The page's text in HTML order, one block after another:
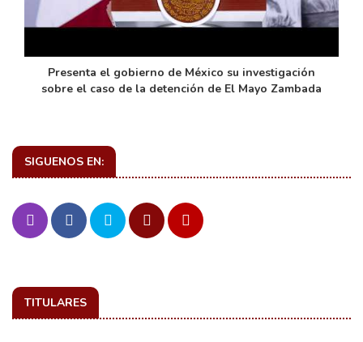
Presenta el gobierno de México su investigación
sobre el caso de la detención de El Mayo Zambada
SIGUENOS EN:
TITULARES